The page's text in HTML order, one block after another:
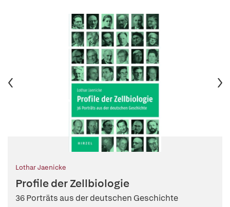
Lothar Jaenicke
Profile der Zellbiologie
36 Porträts aus der deutschen Geschichte